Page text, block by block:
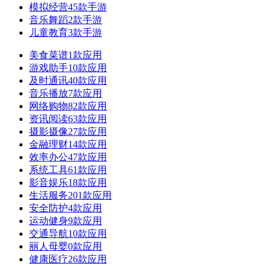
模拟经营45款手游
音乐舞蹈2款手游
儿童教育3款手游
美食菜谱1款应用
游戏助手10款应用
及时通讯40款应用
音乐播放7款应用
网络购物82款应用
资讯阅读63款应用
摄影摄像27款应用
金融理财14款应用
效率办公47款应用
系统工具61款应用
影音娱乐18款应用
生活服务201款应用
安全防护4款应用
运动健身9款应用
交通导航10款应用
丽人母婴0款应用
健康医疗26款应用